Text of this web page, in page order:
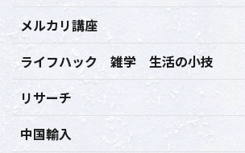
メルカリ講座
ライフハック 雑学 生活の小技
リサーチ
中国輸入